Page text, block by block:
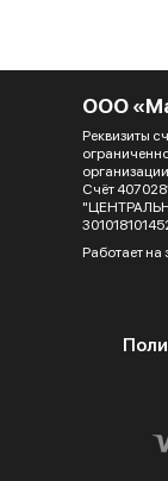
ООО
Реквизиты
Счёт
Работает